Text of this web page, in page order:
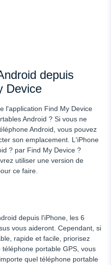
depuis
Device
l'application Find My Device
Android ? Si vous ne
Android, vous pouvez
son emplacement. L'iPhone
? par Find My Device ?
utiliser une version de
ce faire.
depuis l'iPhone, les 6
vous aideront. Cependant, si
rapide et facile, priorisez
portable GPS, vous
quel téléphone portable